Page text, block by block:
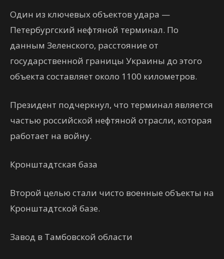
Один из ключевых объектов удара —
Петербургский нефтяной терминал. По
данным Зеленского, расстояние от
государственной границы Украины до этого
объекта составляет около 1100 километров.
Президент подчеркнул, что терминал является
частью российской нефтяной отрасли, которая
работает на войну.
Кронштадтская база
Второй целью стали чисто военные объекты на
Кронштадтской базе.
Завод в Тамбовской области